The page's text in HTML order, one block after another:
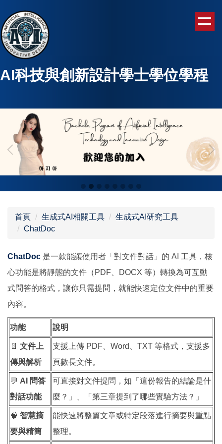
到
主
要
內
區
AI科技與創新設計學士學位學程
首頁 生成式AI相關工具
生成式AI研究工具
ChatDoc
ChatDoc 是一款能讓使用者「對文件對話」的 AI 工具，核
心功能是將靜態的文件（PDF、DOCX 等）轉換為可互動
式問答的格式，讓你只需提問，就能快速定位文件中的重要
內容。
功能 說明
📄 文件上
傳與解析
支援上傳 PDF、Word、TXT 等格式，支援多
頁數長文件。
💬 AI 問答
對話功能
可直接對文件提問，如「這份報告的結論是什
麼？」、「第三章提到了哪些實驗方法？」
🧠 智慧摘
要與精簡
能快速將整篇文章或特定段落進行摘要與重點
整理。